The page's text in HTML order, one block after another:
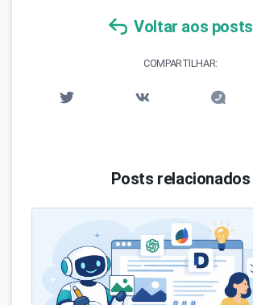
Voltar aos posts
COMPARTILHAR:
Posts relacionados